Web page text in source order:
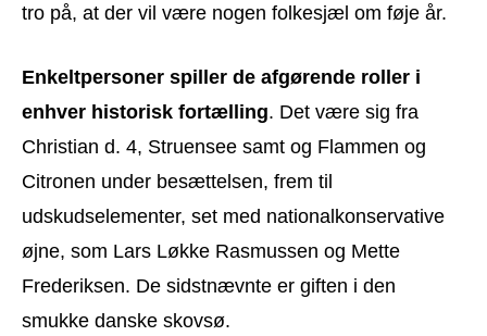
tro på, at der vil være nogen folkesjæl om føje år.
Enkeltpersoner spiller de afgørende roller i
enhver historisk fortælling. Det være sig fra
Christian d. 4, Struensee samt og Flammen og
Citronen under besættelsen, frem til
udskudselementer, set med nationalkonservative
øjne, som Lars Løkke Rasmussen og Mette
Frederiksen. De sidstnævnte er giften i den
smukke danske skovsø.